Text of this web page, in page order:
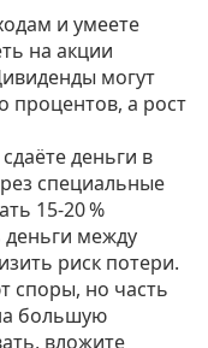
и умеете
на акции
могут
процентов, а рост
деньги в
специальные
15‑20 %
деньги между
риск потери.
споры, но часть
большую
вложите